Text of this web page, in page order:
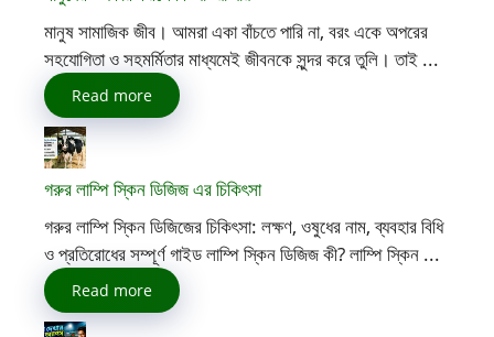
মানুষ সামাজিক জীব। আমরা একা বাঁচতে পারি না, বরং একে অপরের
সহযোগিতা ও সহমর্মিতার মাধ্যমেই জীবনকে সুন্দর করে তুলি। তাই ...
Read more
গরুর লাম্পি স্কিন ডিজিজ এর চিকিৎসা
গরুর লাম্পি স্কিন ডিজিজের চিকিৎসা: লক্ষণ, ওষুধের নাম, ব্যবহার বিধি
ও প্রতিরোধের সম্পূর্ণ গাইড লাম্পি স্কিন ডিজিজ কী? লাম্পি স্কিন ...
Read more